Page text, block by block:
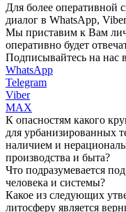
Для более оперативной
диалог в WhatsApp,
Мы приставим к Вам
оперативно будет
Подписывайтесь на нас
WhatsApp
Telegram
Viber
MAX
К опасностям какого
для урбанизированных
наличием и
производства и быта?
Что подразумевается
человека и системы?
Какое из следующих
литосферу является